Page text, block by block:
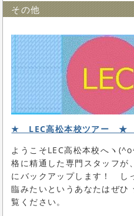
その他
★ LEC高松本校ツアー ★
ようこそLEC高松本校へヽ
格に精通した専門スタッフが
にバックアップします！ し
臨みたいというあなたはぜ
覧ください。